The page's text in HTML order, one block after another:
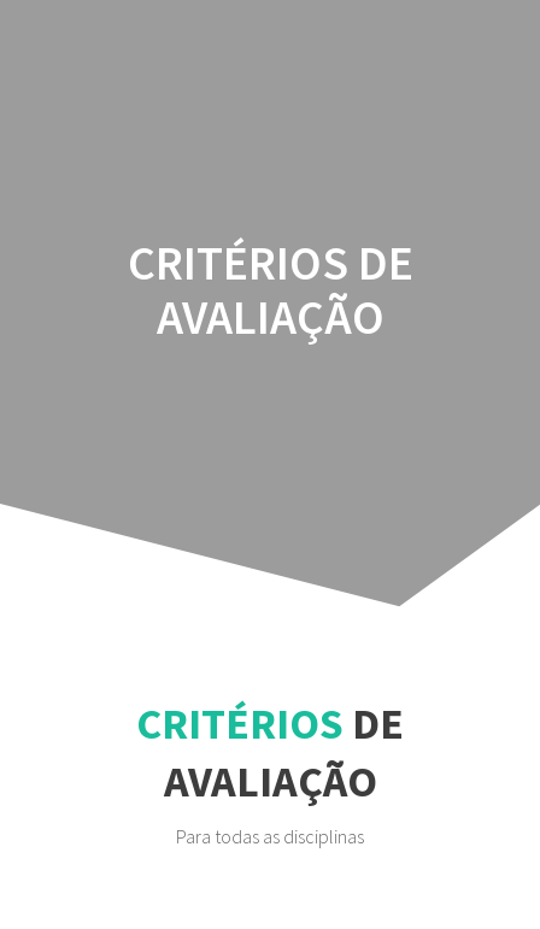
CRITÉRIOS DE
AVALIAÇÃO
CRITÉRIOS DE
AVALIAÇÃO
Para todas as disciplinas